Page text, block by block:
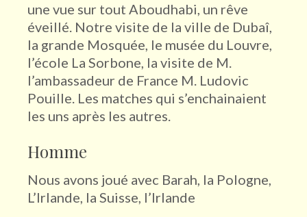
une vue sur tout Aboudhabi, un rêve
éveillé. Notre visite de la ville de Dubaî,
la grande Mosquée, le musée du Louvre,
l’école La Sorbone, la visite de M.
l’ambassadeur de France M. Ludovic
Pouille. Les matches qui s’enchainaient
les uns après les autres.
Homme
Nous avons joué avec Barah, la Pologne,
L’Irlande, la Suisse, l’Irlande